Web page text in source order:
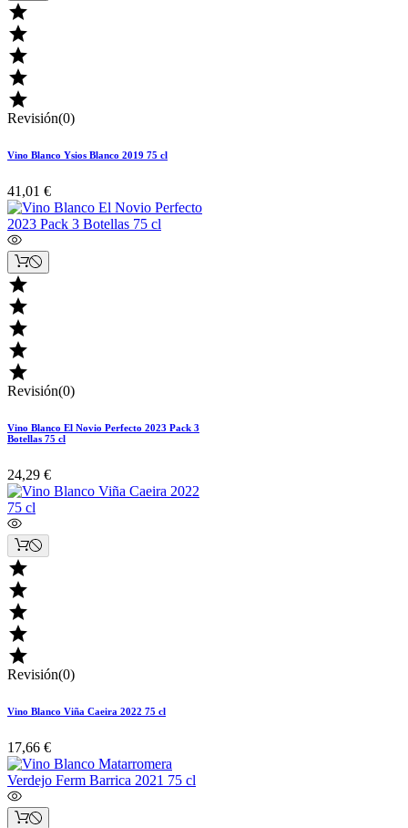





Revisión(0)
Vino Blanco Ysios Blanco 2019 75 cl
41,01 €





Revisión(0)
Vino Blanco El Novio Perfecto 2023 Pack 3
Botellas 75 cl
24,29 €





Revisión(0)
Vino Blanco Viña Caeira 2022 75 cl
17,66 €